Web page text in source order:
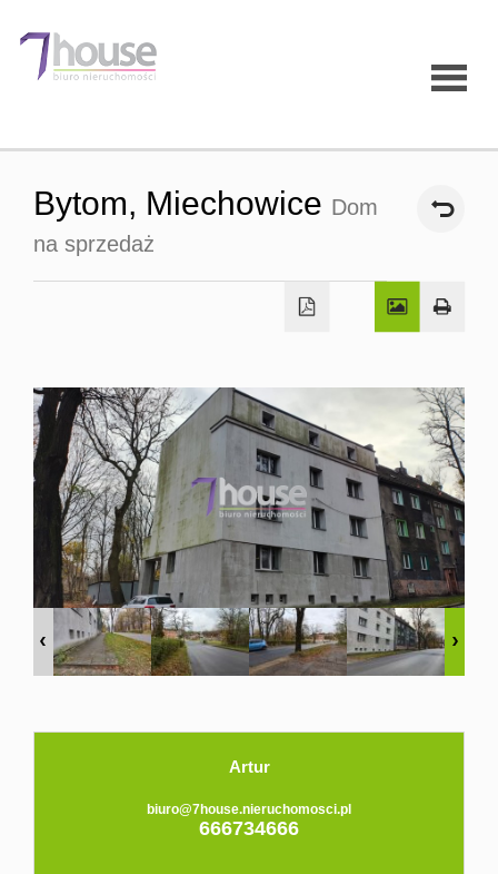
Strona
O firmie
Oferty
Domy
Dzialki
Hale
Obiekty
Bytom, Miechowice Dom
na sprzedaż
Artur
biuro@7house.nieruchomosci.pl
666734666